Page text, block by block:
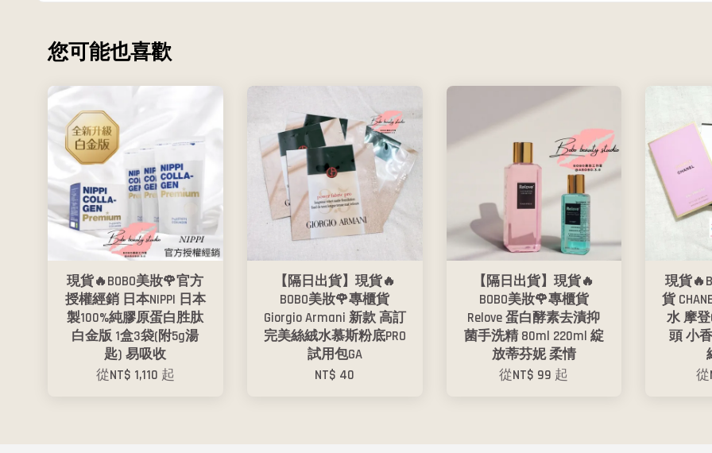
您可能也喜歡
現貨🔥BOBO美妝🌹官方
授權經銷 日本NIPPI 日本
製100%純膠原蛋白胜肽
白金版 1盒3袋(附5g湯
匙) 易吸收
從NT$ 1,110 起
【隔日出貨】現貨🔥
BOBO美妝🌹專櫃貨
Giorgio Armani 新款 高訂
完美絲絨水慕斯粉底PRO
試用包GA
NT$ 40
【隔日出貨】現貨🔥
BOBO美妝🌹專櫃貨
Relove 蛋白酵素去漬抑
菌手洗精 80ml 220ml 綻
放蒂芬妮 柔情
從NT$ 99 起
現貨
貨
水 摩登
頭 小
從